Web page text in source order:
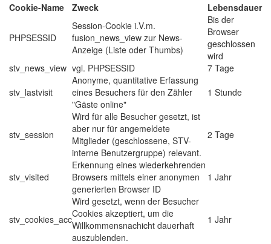
Cookie-Name Zweck Lebensdauer
PHPSESSID
Session-Cookie i.V.m.
fusion_news_view zur News-
Anzeige (Liste oder Thumbs)
Bis der
Browser
geschlossen
wird
stv_news_view vgl. PHPSESSID
7 Tage
stv_lastvisit
Anonyme, quantitative Erfassung
eines Besuchers für den Zähler
"Gäste online"
1 Stunde
stv_session
Wird für alle Besucher gesetzt, ist
aber nur für angemeldete
Mitglieder (geschlossene, STV-
interne Benutzergruppe) relevant.
2 Tage
stv_visited
Erkennung eines wiederkehrenden
Browsers mittels einer anonymen
generierten Browser ID
1 Jahr
stv_cookies_acc
Wird gesetzt, wenn der Besucher
Cookies akzeptiert, um die
Willkommensnachicht dauerhaft
auszublenden.
1 Jahr